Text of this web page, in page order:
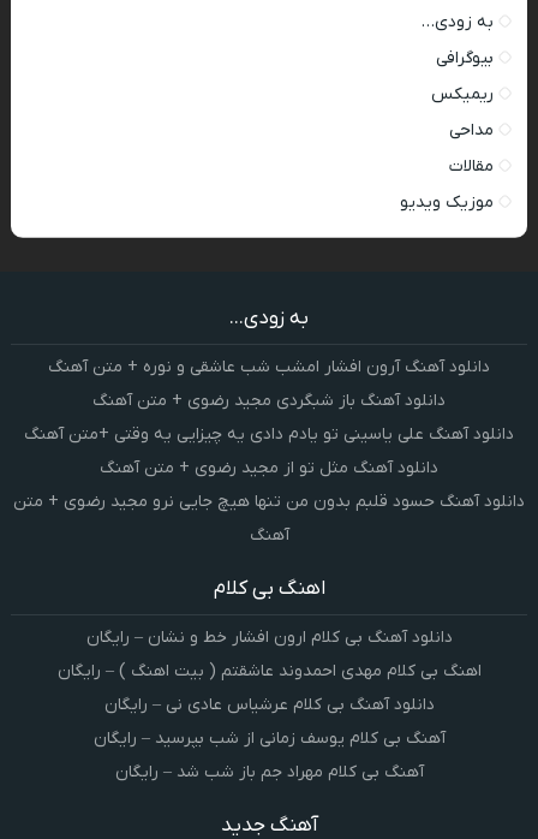
به زودی…
بیوگرافی
ریمیکس
مداحی
مقالات
موزیک ویدیو
به زودی...
دانلود آهنگ آرون افشار امشب شب عاشقی و نوره + متن آهنگ
دانلود آهنگ باز شبگردی مجید رضوی + متن آهنگ
دانلود آهنگ علی یاسینی تو یادم دادی یه چیزایی یه وقتی +متن آهنگ
دانلود آهنگ مثل تو از مجید رضوی + متن آهنگ
دانلود آهنگ حسود قلبم بدون من تنها هیچ جایی نرو مجید رضوی + متن
آهنگ
اهنگ بی کلام
دانلود آهنگ بی کلام ارون افشار خط و نشان – رایگان
اهنگ بی کلام مهدی احمدوند عاشقتم ( بیت اهنگ ) – رایگان
دانلود آهنگ بی کلام عرشیاس عادی نی – رایگان
آهنگ بی کلام یوسف زمانی از شب بپرسید – رایگان
آهنگ بی کلام مهراد جم باز شب شد – رایگان
آهنگ جدید